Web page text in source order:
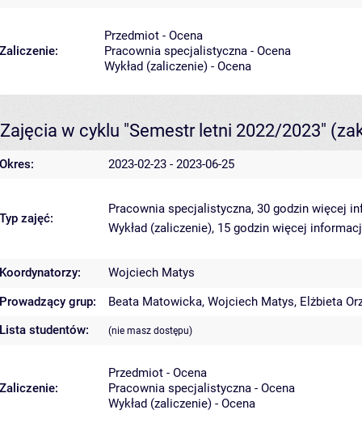
Zaliczenie:
Przedmiot - Ocena
Pracownia specjalistyczna - Ocena
Wykład (zaliczenie) - Ocena
Zajęcia w cyklu "Semestr letni 2022/2023"
Okres: 2023-02-23 - 2023-06-25
Typ zajęć:
Pracownia specjalistyczna, 30 godzin więcej
Wykład (zaliczenie), 15 godzin więcej
Koordynatorzy:
Wojciech Matys
Prowadzący grup:
Beata Matowicka, Wojciech Matys, Elżbieta
Lista studentów:
(nie masz dostępu)
Zaliczenie:
Przedmiot - Ocena
Pracownia specjalistyczna - Ocena
Wykład (zaliczenie) - Ocena